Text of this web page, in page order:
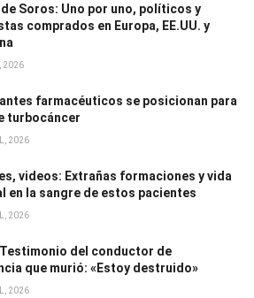
Soros: Uno por uno, políticos y
comprados en Europa, EE.UU. y
2026
farmacéuticos se posicionan para
turbocáncer
2026
videos: Extrañas formaciones y vida
en la sangre de estos pacientes
2026
Testimonio del conductor de
que murió: «Estoy destruido»
2026